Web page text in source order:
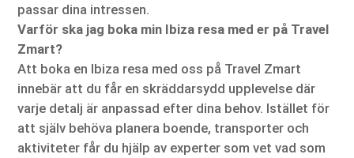
passar dina intressen.
Varför ska jag boka min Ibiza resa med er på Travel
Zmart?
Att boka en Ibiza resa med oss på Travel Zmart
innebär att du får en skräddarsydd upplevelse där
varje detalj är anpassad efter dina behov. Istället för
att själv behöva planera boende, transporter och
aktiviteter får du hjälp av experter som vet vad som